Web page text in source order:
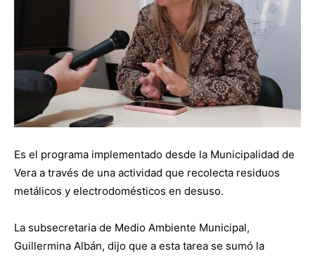
Es el programa implementado desde la Municipalidad de
Vera a través de una actividad que recolecta residuos
metálicos y electrodomésticos en desuso.
La subsecretaria de Medio Ambiente Municipal,
Guillermina Albán, dijo que a esta tarea se sumó la